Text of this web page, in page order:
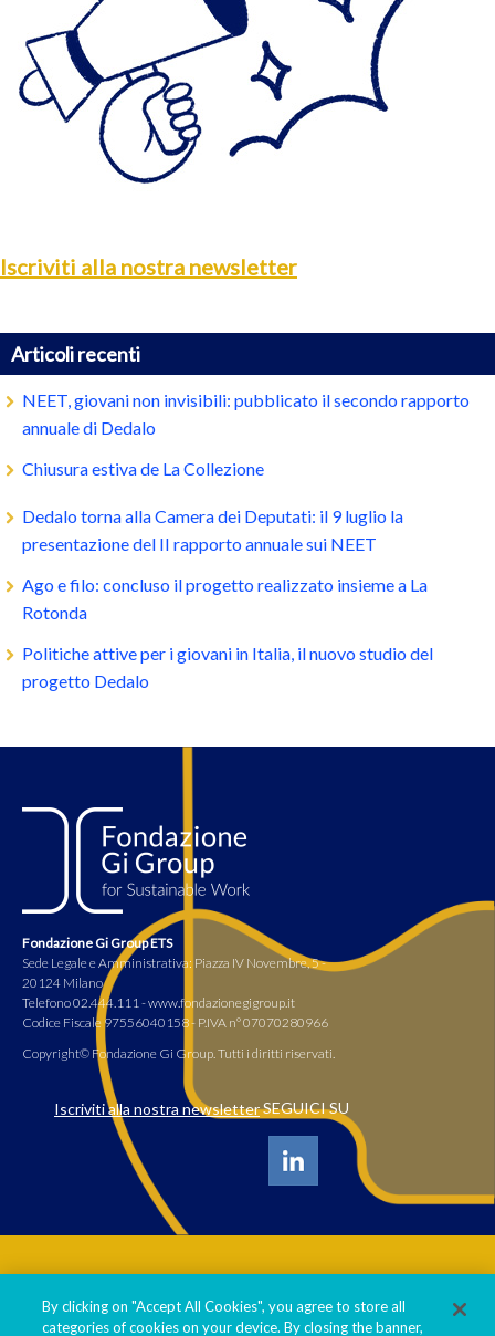
Iscriviti alla nostra newsletter
Articoli recenti
NEET, giovani non invisibili: pubblicato il secondo rapporto
annuale di Dedalo
Chiusura estiva de La Collezione
Dedalo torna alla Camera dei Deputati: il 9 luglio la
presentazione del II rapporto annuale sui NEET
Ago e filo: concluso il progetto realizzato insieme a La
Rotonda
Politiche attive per i giovani in Italia, il nuovo studio del
progetto Dedalo
Fondazione Gi Group ETS
Sede Legale e Amministrativa: Piazza IV Novembre, 5 -
20124 Milano
Telefono 02.444.111 - www.fondazionegigroup.it
Codice Fiscale 97556040158 - P.IVA n° 07070280966
Copyright© Fondazione Gi Group. Tutti i diritti riservati.
SEGUICI SU
Iscriviti alla nostra newsletter
Cookie policy
By clicking on "Accept All Cookies", you agree to store all
categories of cookies on your device. By closing the banner,